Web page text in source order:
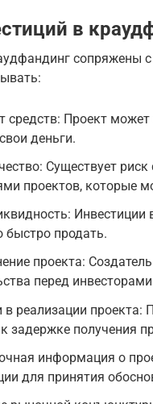
в
сопряжены
средств: Проект
деньги.
Существует
проектов, которые
быстро продать.
проекта:
перед
реализации проекта:
задержке получения
информация о
для принятия